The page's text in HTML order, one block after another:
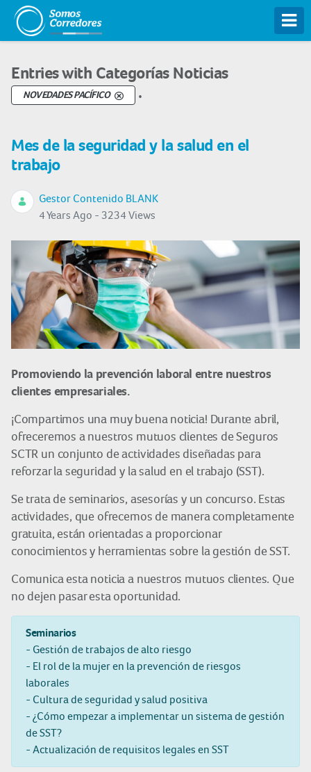
Entries with Categorías Noticias
NOVEDADES PACÍFICO .
Mes de la seguridad y la salud en el
trabajo
Gestor Contenido BLANK
4 Years Ago - 3234 Views
Promoviendo la prevención laboral entre nuestros
clientes empresariales.
¡Compartimos una muy buena noticia! Durante abril,
ofreceremos a nuestros mutuos clientes de Seguros
SCTR un conjunto de actividades diseñadas para
reforzar la seguridad y la salud en el trabajo (SST).
Se trata de seminarios, asesorías y un concurso. Estas
actividades, que ofrecemos de manera completamente
gratuita, están orientadas a proporcionar
conocimientos y herramientas sobre la gestión de SST.
Comunica esta noticia a nuestros mutuos clientes. Que
no dejen pasar esta oportunidad.
Seminarios
- Gestión de trabajos de alto riesgo
- El rol de la mujer en la prevención de riesgos
laborales
- Cultura de seguridad y salud positiva
- ¿Cómo empezar a implementar un sistema de gestión
de SST?
- Actualización de requisitos legales en SST